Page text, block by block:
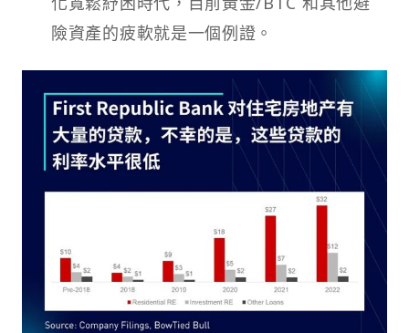
險資產的疲軟就是一個例證。